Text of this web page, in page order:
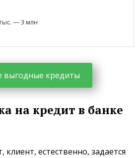
— 3 млн
выгодные кредиты
на кредит в банке
естественно, задается